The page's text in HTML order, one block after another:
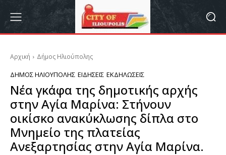
Αρχική Δήμος Ηλιούπολης
ΔΉΜΟΣ ΗΛΙΟΎΠΟΛΗΣ ΕΙΔΉΣΕΙΣ ΕΚΔΗΛΏΣΕΙΣ
Νέα γκάφα της δημοτικής αρχής
στην Αγία Μαρίνα: Στήνουν
οικίσκο ανακύκλωσης δίπλα στο
Μνημείο της πλατείας
Ανεξαρτησίας στην Αγία Μαρίνα.